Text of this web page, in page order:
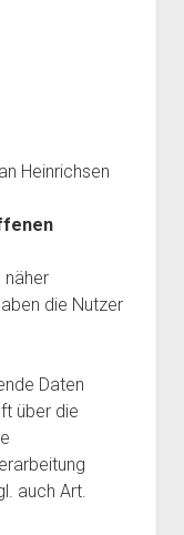
Heinrichsen
die Nutzer
Daten
über die
auch Art.